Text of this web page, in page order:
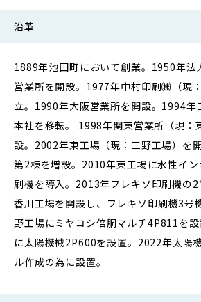
沿革
1889年池田町において創業。1950年法
営業所を開設。1977年中村印刷㈱（現
立。1990年大阪営業所を開設。1994年
本社を移転。 1998年関東営業所（現：
設。2002年東工場（現：三野工場）を
第2棟を増設。2010年東工場に水性イ
刷機を導入。2013年フレキソ印刷機の
香川工場を開設し、フレキソ印刷機3号
野工場にミヤコシ倍胴マルチ4P811を
に太陽機械2P600を設置。2022年太陽
ル作成の為に設置。